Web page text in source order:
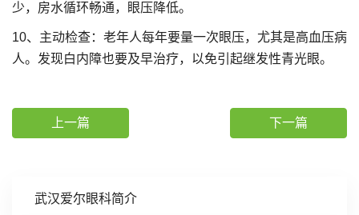
武汉爱尔眼科简介
少，房水循环畅通，眼压降低。
10、主动检查：老年人每年要量一次眼压，尤其是高血压病
人。发现白内障也要及早治疗，以免引起继发性青光眼。
上一篇 下一篇